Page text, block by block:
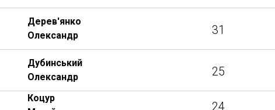
Дерев'янко
Олександр
31
Дубинський
Олександр
25
Коцур
24